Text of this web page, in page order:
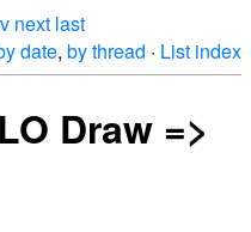
next last
date, by thread · List index
Draw =>